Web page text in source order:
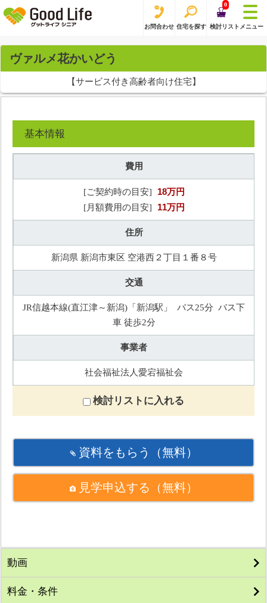
お問合わせ 住宅を探す
0
検討リスト メニュー
ヴァルメ花かいどう
【サービス付き高齢者向け住宅】
基本情報
費用
[ご契約時の目安] 18万円
[月額費用の目安] 11万円
住所
新潟県 新潟市東区 空港西２丁目１番８号
交通
JR信越本線(直江津～新潟)「新潟駅」 バス25分 バス下
車 徒歩2分
事業者
社会福祉法人愛宕福祉会
検討リストに入れる
資料をもらう （無料）
見学申込する （無料）
動画
料金・条件